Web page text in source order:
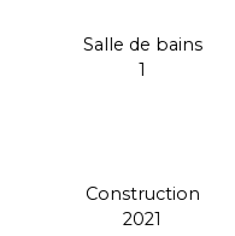
Salle de bains
1
Construction
2021